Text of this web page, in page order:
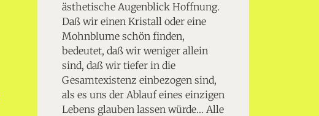
ästhetische Augenblick Hoffnung.
Daß wir einen Kristall oder eine
Mohnblume schön finden,
bedeutet, daß wir weniger allein
sind, daß wir tiefer in die
Gesamtexistenz einbezogen sind,
als es uns der Ablauf eines einzigen
Lebens glauben lassen würde… Alle